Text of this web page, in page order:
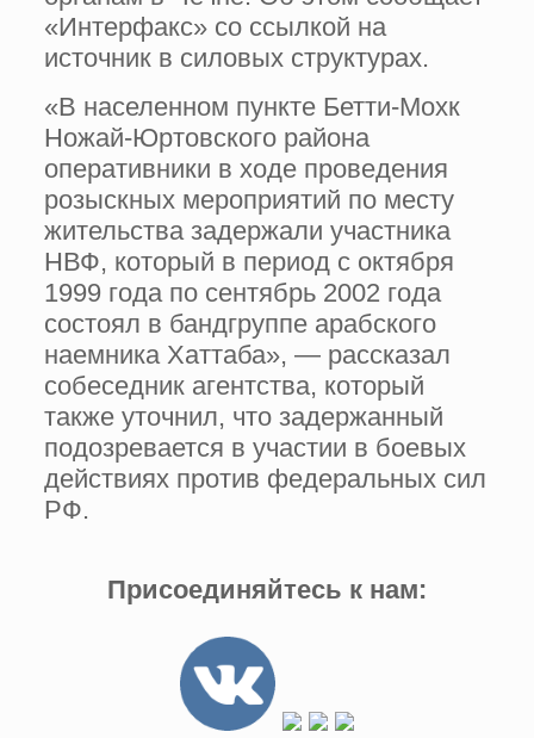
«Интерфакс» со ссылкой на
источник в силовых структурах.
«В населенном пункте Бетти-Мохк
Ножай-Юртовского района
оперативники в ходе проведения
розыскных мероприятий по месту
жительства задержали участника
НВФ, который в период с октября
1999 года по сентябрь 2002 года
состоял в бандгруппе арабского
наемника Хаттаба», — рассказал
собеседник агентства, который
также уточнил, что задержанный
подозревается в участии в боевых
действиях против федеральных сил
РФ.
Присоединяйтесь к нам: